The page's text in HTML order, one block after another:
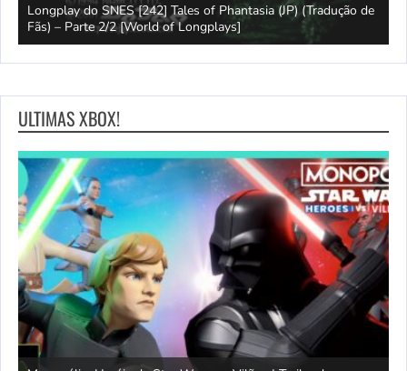
Longplay do SNES [242] Tales of Phantasia (JP) (Tradução de
Fãs) – Parte 2/2 [World of Longplays]
ULTIMAS XBOX!